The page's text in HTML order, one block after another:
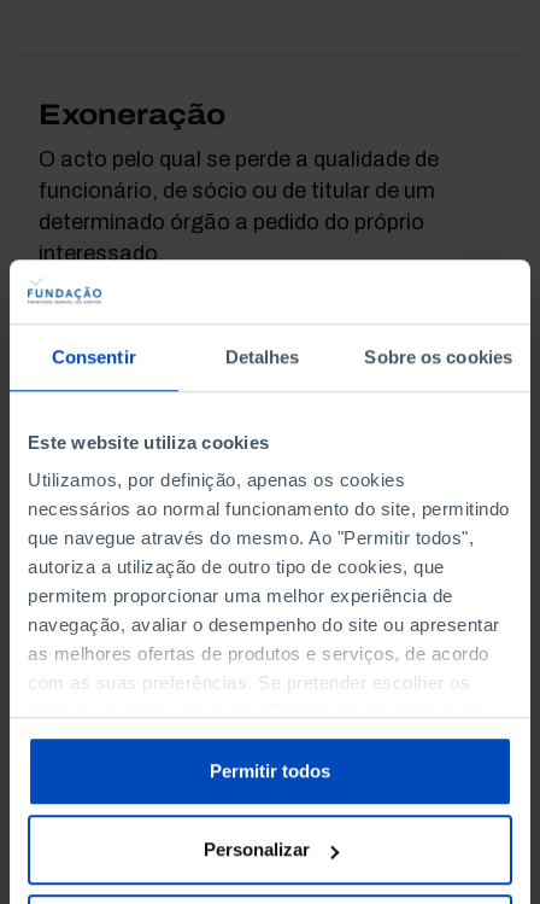
Consentir Detalhes Sobre os cookies
Este website utiliza cookies
Utilizamos, por definição, apenas os cookies
necessários ao normal funcionamento do site, permitindo
que navegue através do mesmo. Ao "Permitir todos",
autoriza a utilização de outro tipo de cookies, que
permitem proporcionar uma melhor experiência de
navegação, avaliar o desempenho do site ou apresentar
as melhores ofertas de produtos e serviços, de acordo
com as suas preferências. Se pretender escolher os
sobre cookies através da gestão de preferências ou da
Política de Cookies.
Permitir todos
Personalizar
Exoneração
O acto pelo qual se perde a qualidade de
funcionário, de sócio ou de titular de um
determinado órgão a pedido do próprio
interessado.
Expectativa jurídica
Também identificada como expectativa de
encontra em vias de ser constituído como
titular de um direito. A lei considera que em
face disso já beneficia de alguma protecção.
Voltar à pesquisa